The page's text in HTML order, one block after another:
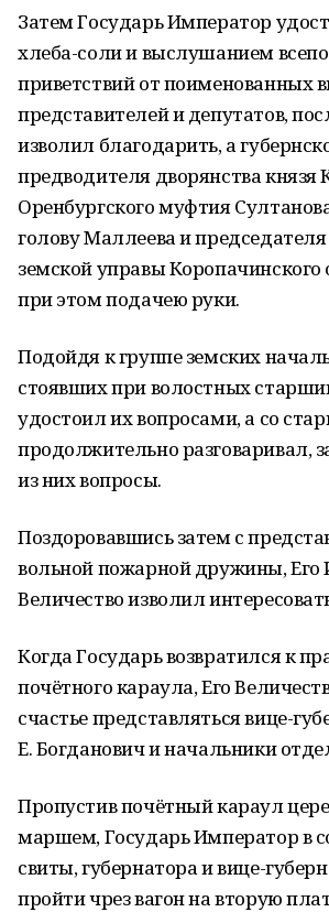
Затем Государь Император
хлеба-соли и выслушанием
приветствий от поименованных
представителей и депутатов,
изволил благодарить, а
предводителя дворянства князя
Оренбургского муфтия
голову Маллеева и председателя
земской управы Коропачинского
при этом подачею руки.
Подойдя к группе земских
стоявших при волостных
удостоил их вопросами, а со
продолжительно разговаривал,
из них вопросы.
Поздоровавшись затем с
вольной пожарной дружины, Его
Величество изволил
Когда Государь возвратился к
почётного караула, Его
счастье представляться вице-
Е. Богданович и начальники
Пропустив почётный караул
маршем, Государь Император в
свиты, губернатора и вице-
пройти чрез вагон на вторую